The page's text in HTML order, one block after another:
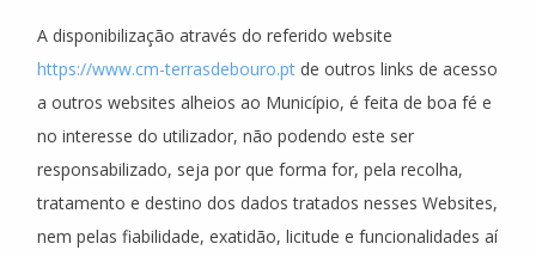
A disponibilização através do referido website
https://www.cm-terrasdebouro.pt de outros links de acesso
a outros websites alheios ao Município, é feita de boa fé e
no interesse do utilizador, não podendo este ser
responsabilizado, seja por que forma for, pela recolha,
tratamento e destino dos dados tratados nesses Websites,
nem pelas fiabilidade, exatidão, licitude e funcionalidades aí